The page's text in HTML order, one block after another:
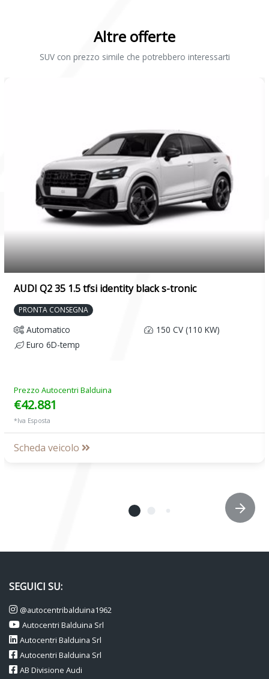
Altre offerte
SUV con prezzo simile che potrebbero interessarti
AUDI Q2 35 1.5 tfsi identity black s-tronic
PRONTA CONSEGNA
Automatico
150 CV (110 KW)
Euro 6D-temp
Prezzo Autocentri Balduina
€42.881
*Iva Esposta
Scheda veicolo
SEGUICI SU:
@autocentribalduina1962
Autocentri Balduina Srl
Autocentri Balduina Srl
Autocentri Balduina Srl
AB Divisione Audi